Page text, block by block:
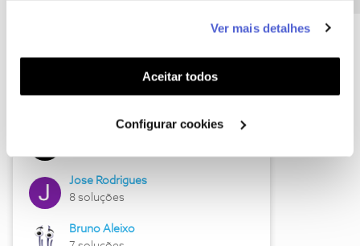
funcionalidades (cookies de personalização e
funcionalidade) e adaptar anúncios aos seus interesses
(cookies de publicidade personalizada). Pode gerir a
utilização dos cookies clicando em "Configurar
Ver mais detalhes
Aceitar todos
Configurar cookies
Hall of Fame de junho
Jose Rodrigues
8 soluções
Bruno Aleixo